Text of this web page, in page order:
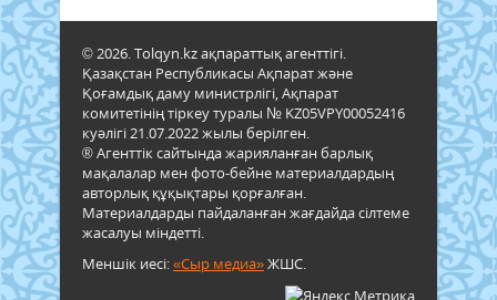
© 2026. Tolqyn.kz ақпараттық агенттігі.
Қазақстан Республикасы Ақпарат және
Қоғамдық даму министрлігі, Ақпарат
комитетінің тіркеу туралы № KZ05VPY00052416
куәлігі 21.07.2022 жылы берілген.
® Агенттік сайтында жарияланған барлық
мақалалар мен фото-бейне материалдардың
авторлық құқықтары қорғалған.
Материалдарды пайдаланған жағдайда сілтеме
жасалуы міндетті.
Меншік иесі:«Сыр медиа»ЖШС.